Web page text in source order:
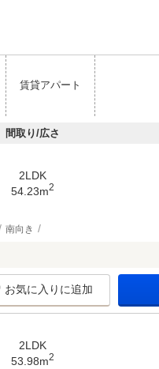
賃貸アパート
間取り/広さ
2LDK
54.23m2
南向き
お気に入りに追加
2LDK
53.98m2